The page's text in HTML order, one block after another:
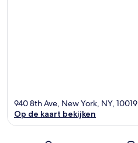
940 8th Ave, New York, NY, 10019
Op de kaart bekijken